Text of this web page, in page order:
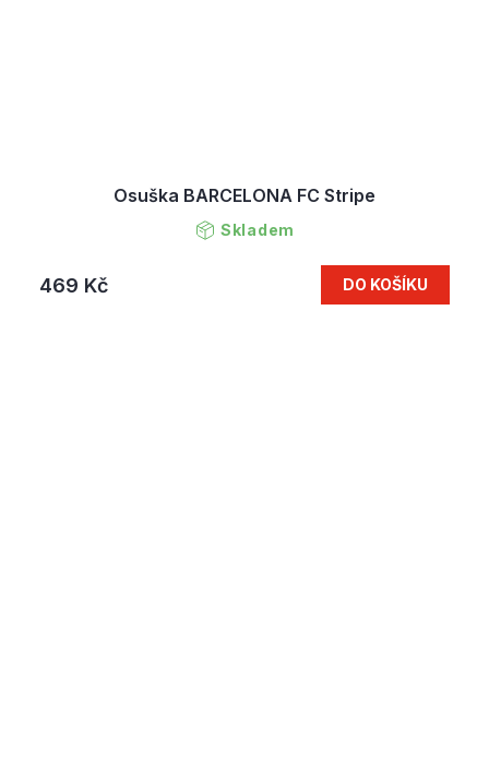
Osuška BARCELONA FC Stripe
Skladem
469 Kč DO KOŠÍKU